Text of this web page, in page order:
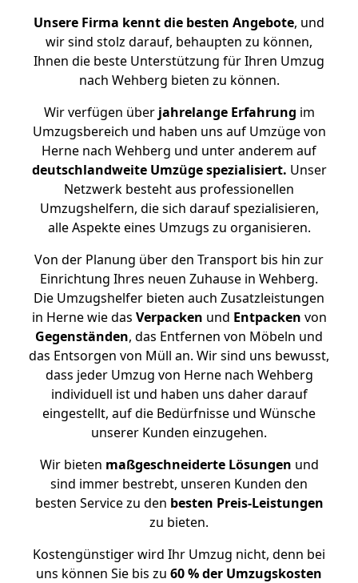
Unsere Firma kennt die besten Angebote, und
wir sind stolz darauf, behaupten zu können,
Ihnen die beste Unterstützung für Ihren Umzug
nach Wehberg bieten zu können.
Wir verfügen überjahrelange Erfahrung im
Umzugsbereich und haben uns auf Umzüge von
Herne nach Wehberg und unter anderem auf
deutschlandweite Umzüge spezialisiert. Unser
Netzwerk besteht aus professionellen
Umzugshelfern, die sich darauf spezialisieren,
alle Aspekte eines Umzugs zu organisieren.
Von der Planung über den Transport bis hin zur
Einrichtung Ihres neuen Zuhause in Wehberg.
Die Umzugshelfer bieten auch Zusatzleistungen
in Herne wie das Verpacken und Entpacken von
Gegenständen, das Entfernen von Möbeln und
das Entsorgen von Müll an. Wir sind uns bewusst,
dass jeder Umzug von Herne nach Wehberg
individuell ist und haben uns daher darauf
eingestellt, auf die Bedürfnisse und Wünsche
unserer Kunden einzugehen.
Wir bieten maßgeschneiderte Lösungen und
sind immer bestrebt, unseren Kunden den
besten Service zu den besten Preis-Leistungen
zu bieten.
Kostengünstiger wird Ihr Umzug nicht, denn bei
uns können Sie bis zu 60 % der Umzugskosten